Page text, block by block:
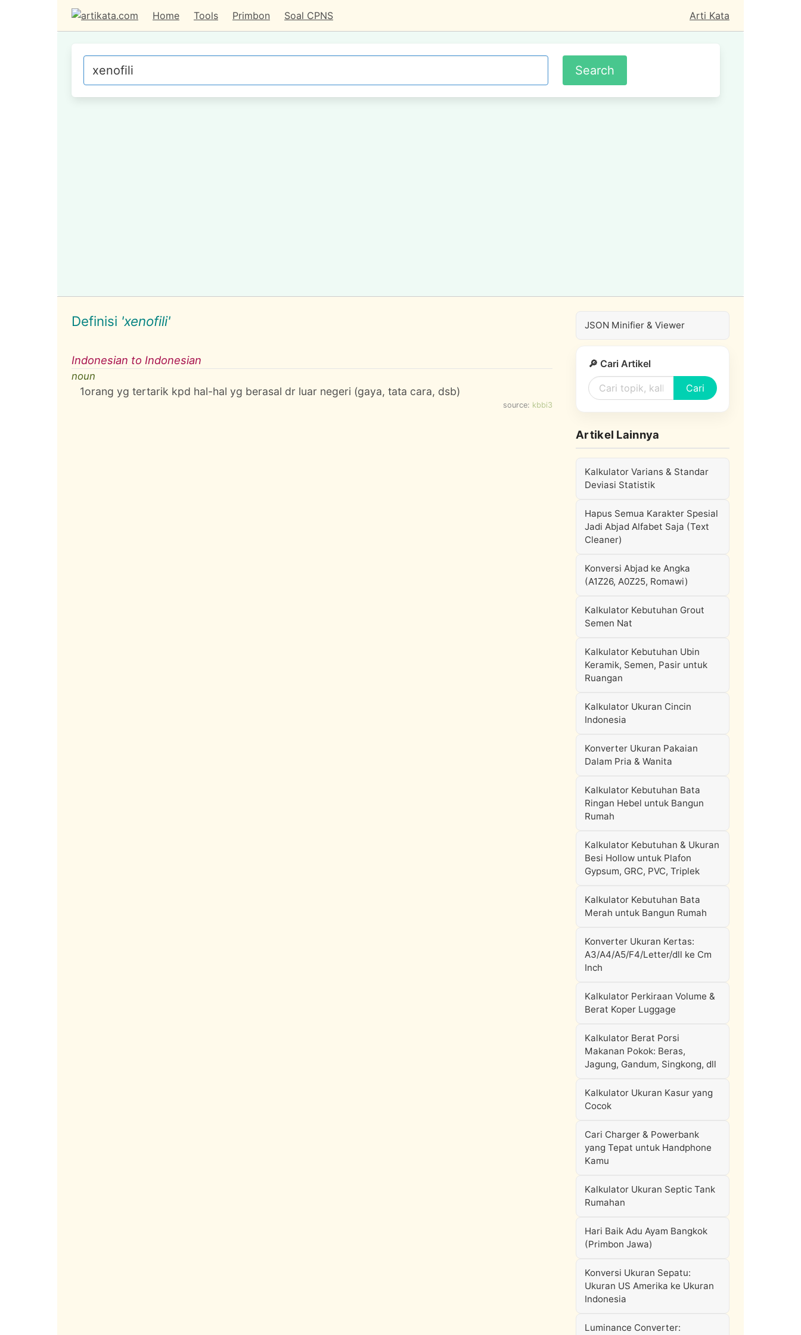
Home Tools Primbon Soal CPNS Arti Kata
Definisi 'xenofili'
Indonesian to Indonesian
noun
1orang yg tertarik kpd hal-hal yg berasal dr luar negeri (gaya, tata cara, dsb)
source: kbbi3
JSON Minifier & Viewer
🔎 Cari Artikel
Cari
Artikel Lainnya
Kalkulator Varians & Standar
Deviasi Statistik
Hapus Semua Karakter Spesial
Jadi Abjad Alfabet Saja (Text
Cleaner)
Konversi Abjad ke Angka
(A1Z26, A0Z25, Romawi)
Kalkulator Kebutuhan Grout
Semen Nat
Kalkulator Kebutuhan Ubin
Keramik, Semen, Pasir untuk
Ruangan
Kalkulator Ukuran Cincin
Indonesia
Konverter Ukuran Pakaian
Dalam Pria & Wanita
Kalkulator Kebutuhan Bata
Ringan Hebel untuk Bangun
Rumah
Kalkulator Kebutuhan & Ukuran
Besi Hollow untuk Plafon
Gypsum, GRC, PVC, Triplek
Kalkulator Kebutuhan Bata
Merah untuk Bangun Rumah
Konverter Ukuran Kertas:
A3/A4/A5/F4/Letter/dll ke Cm
Inch
Kalkulator Perkiraan Volume &
Berat Koper Luggage
Kalkulator Berat Porsi
Makanan Pokok: Beras,
Jagung, Gandum, Singkong, dll
Kalkulator Ukuran Kasur yang
Cocok
Cari Charger & Powerbank
yang Tepat untuk Handphone
Kamu
Kalkulator Ukuran Septic Tank
Rumahan
Hari Baik Adu Ayam Bangkok
(Primbon Jawa)
Konversi Ukuran Sepatu:
Ukuran US Amerika ke Ukuran
Indonesia
Luminance Converter: